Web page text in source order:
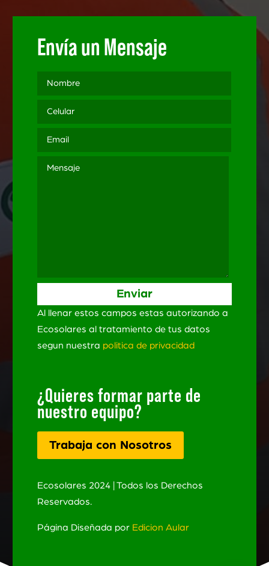
Envía un Mensaje
Al llenar estos campos estas autorizando a
Ecosolares al tratamiento de tus datos
segun nuestra politica de privacidad
¿Quieres formar parte de
nuestro equipo?
Trabaja con Nosotros
Ecosolares 2024 | Todos los Derechos
Reservados.
Página Diseñada por Edicion Aular